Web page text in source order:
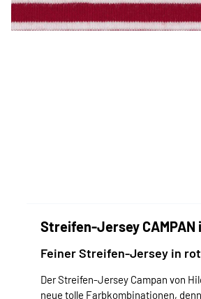
Streifen-Jersey
Feiner Streifen-Jersey in
Der Streifen-Jersey Campan von
neue tolle Farbkombinationen,